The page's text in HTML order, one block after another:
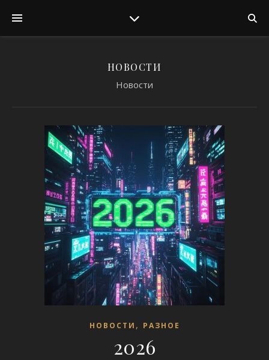
НОВОСТИ
Новости
НОВОСТИ , РАЗНОЕ
2026